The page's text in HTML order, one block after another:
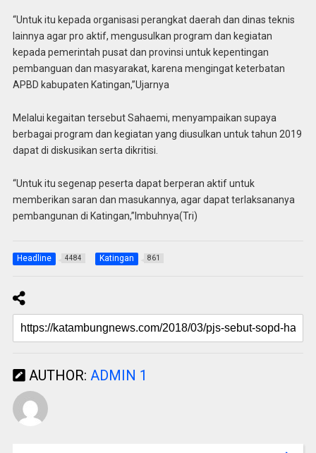
“Untuk itu kepada organisasi perangkat daerah dan dinas teknis
lainnya agar pro aktif, mengusulkan program dan kegiatan
kepada pemerintah pusat dan provinsi untuk kepentingan
pembanguan dan masyarakat, karena mengingat keterbatan
APBD kabupaten Katingan,”Ujarnya
Melalui kegaitan tersebut Sahaemi, menyampaikan supaya
berbagai program dan kegiatan yang diusulkan untuk tahun 2019
dapat di diskusikan serta dikritisi.
“Untuk itu segenap peserta dapat berperan aktif untuk
memberikan saran dan masukannya, agar dapat terlaksananya
pembangunan di Katingan,”Imbuhnya(Tri)
Headline 4484 Katingan 861
AUTHOR: ADMIN 1